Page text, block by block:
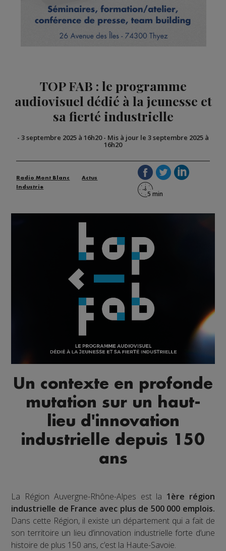
TOP FAB : le programme
audiovisuel dédié à la jeunesse et
sa fierté industrielle
- 3 septembre 2025 à 16h20- Mis à jour le 3 septembre 2025 à
16h20
Radio Mont Blanc
Actus
Industrie
Un contexte en profonde
mutation sur un haut-
lieu d'innovation
industrielle depuis 150
ans
La Région Auvergne-Rhône-Alpes est la 1ère région
industrielle de France avec plus de 500 000 emplois.
Dans cette Région, il existe un département qui a fait de
son territoire un lieu d’innovation industrielle forte d’une
histoire de plus 150 ans, c’est la Haute-Savoie.